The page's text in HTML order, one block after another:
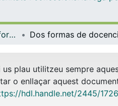
RIDOC (Recursos d'Informació per a la docència) Dos formas de
us plau utilitzeu sempre
o enllaçar aquest
hdl.handle.net/2445/